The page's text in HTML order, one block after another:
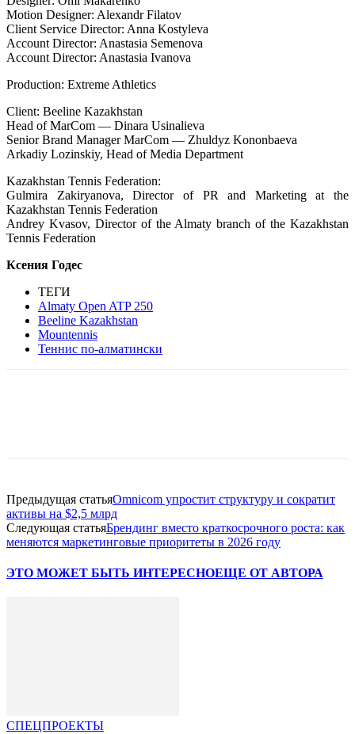
Motion Designer: Alexandr Filatov
Client Service Director: Anna Kostyleva
Account Director: Anastasia Semenova
Account Director: Anastasia Ivanova
Production: Extreme Athletics
Client: Beeline Kazakhstan
Head of MarCom — Dinara Usinalieva
Senior Brand Manager MarCom — Zhuldyz Kononbaeva
Arkadiy Lozinskiy, Head of Media Department
Kazakhstan Tennis Federation:
Gulmira Zakiryanova, Director of PR and Marketing at the
Kazakhstan Tennis Federation
Andrey Kvasov, Director of the Almaty branch of the Kazakhstan
Tennis Federation
Ксения Годес
ТЕГИ
Almaty Open ATP 250
Beeline Kazakhstan
Mountennis
Теннис по-алматински
Предыдущая статьяOmnicom упростит структуру и сократит
активы на $2,5 млрд
Следующая статьяБрендинг вместо краткосрочного роста: как
меняются маркетинговые приоритеты в 2026 году
ЭТО МОЖЕТ БЫТЬ ИНТЕРЕСНОЕЩЕ ОТ АВТОРА
СПЕЦПРОЕКТЫ